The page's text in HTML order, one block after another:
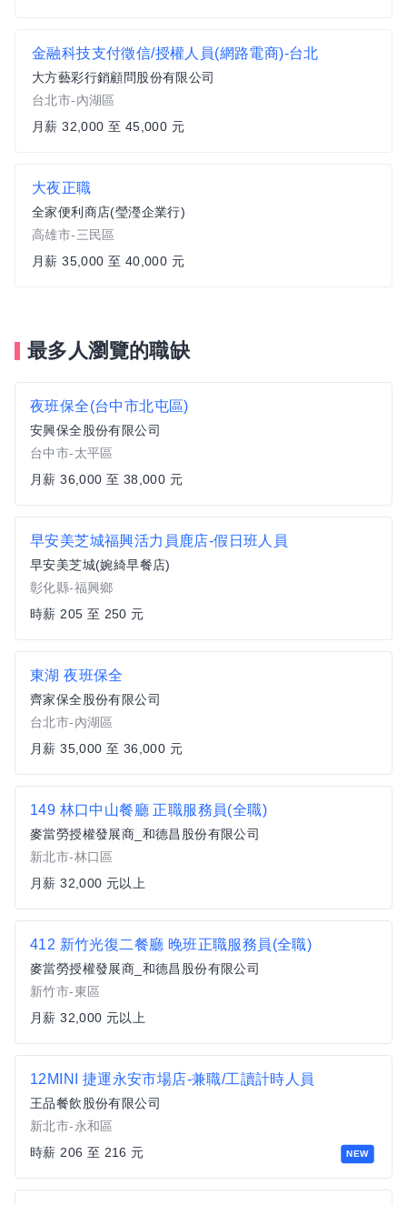
金融科技支付徵信/授權人員(網路電商)-台北
大方藝彩行銷顧問股份有限公司
台北市-內湖區
月薪 32,000 至 45,000 元
大夜正職
全家便利商店(瑩瀅企業行)
高雄市-三民區
月薪 35,000 至 40,000 元
最多人瀏覽的職缺
夜班保全(台中市北屯區)
安興保全股份有限公司
台中市-太平區
月薪 36,000 至 38,000 元
早安美芝城福興活力員鹿店-假日班人員
早安美芝城(婉綺早餐店)
彰化縣-福興鄉
時薪 205 至 250 元
東湖 夜班保全
齊家保全股份有限公司
台北市-內湖區
月薪 35,000 至 36,000 元
149 林口中山餐廳 正職服務員(全職)
麥當勞授權發展商_和德昌股份有限公司
新北市-林口區
月薪 32,000 元以上
412 新竹光復二餐廳 晚班正職服務員(全職)
麥當勞授權發展商_和德昌股份有限公司
新竹市-東區
月薪 32,000 元以上
NEW
12MINI 捷運永安市場店-兼職/工讀計時人員
王品餐飲股份有限公司
新北市-永和區
時薪 206 至 216 元